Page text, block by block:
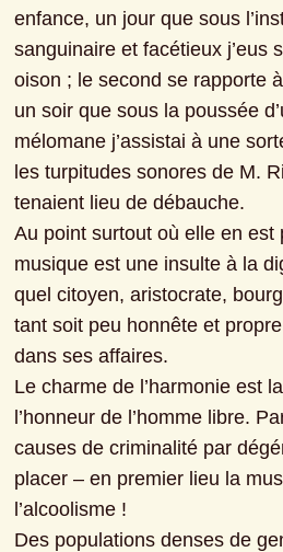
enfance, un jour que sous
sanguinaire et facétieux j’eus
oison ; le second se rapporte
un soir que sous la poussée
mélomane j’assistai à une
les turpitudes sonores de M.
tenaient lieu de débauche.
Au point surtout où elle en est
musique est une insulte à la
quel citoyen, aristocrate,
tant soit peu honnête et
dans ses affaires.
Le charme de l’harmonie est
l’honneur de l’homme libre.
causes de criminalité par
placer – en premier lieu la
l’alcoolisme !
Des populations denses de